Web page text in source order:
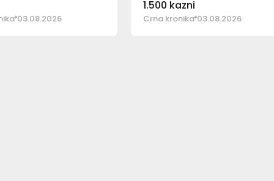
03.08.2026
1.500 kazni
Crna kronika 03.08.2026